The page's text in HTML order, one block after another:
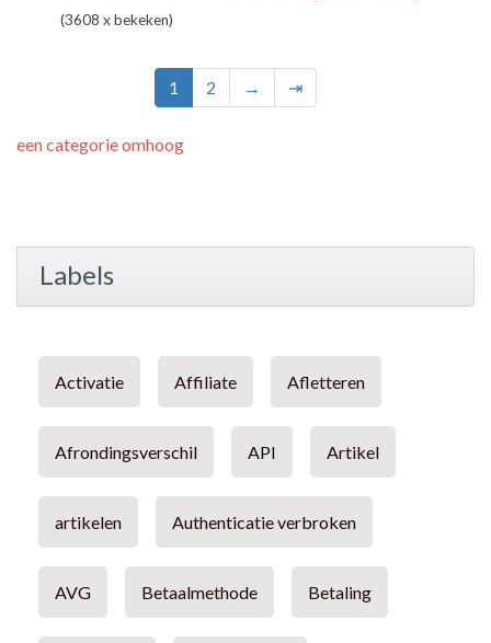
(3608 x bekeken)
1 2 → ⇥
een categorie omhoog
Labels
Activatie Affiliate Afletteren
Afrondingsverschil API Artikel
artikelen Authenticatie verbroken
AVG Betaalmethode Betaling